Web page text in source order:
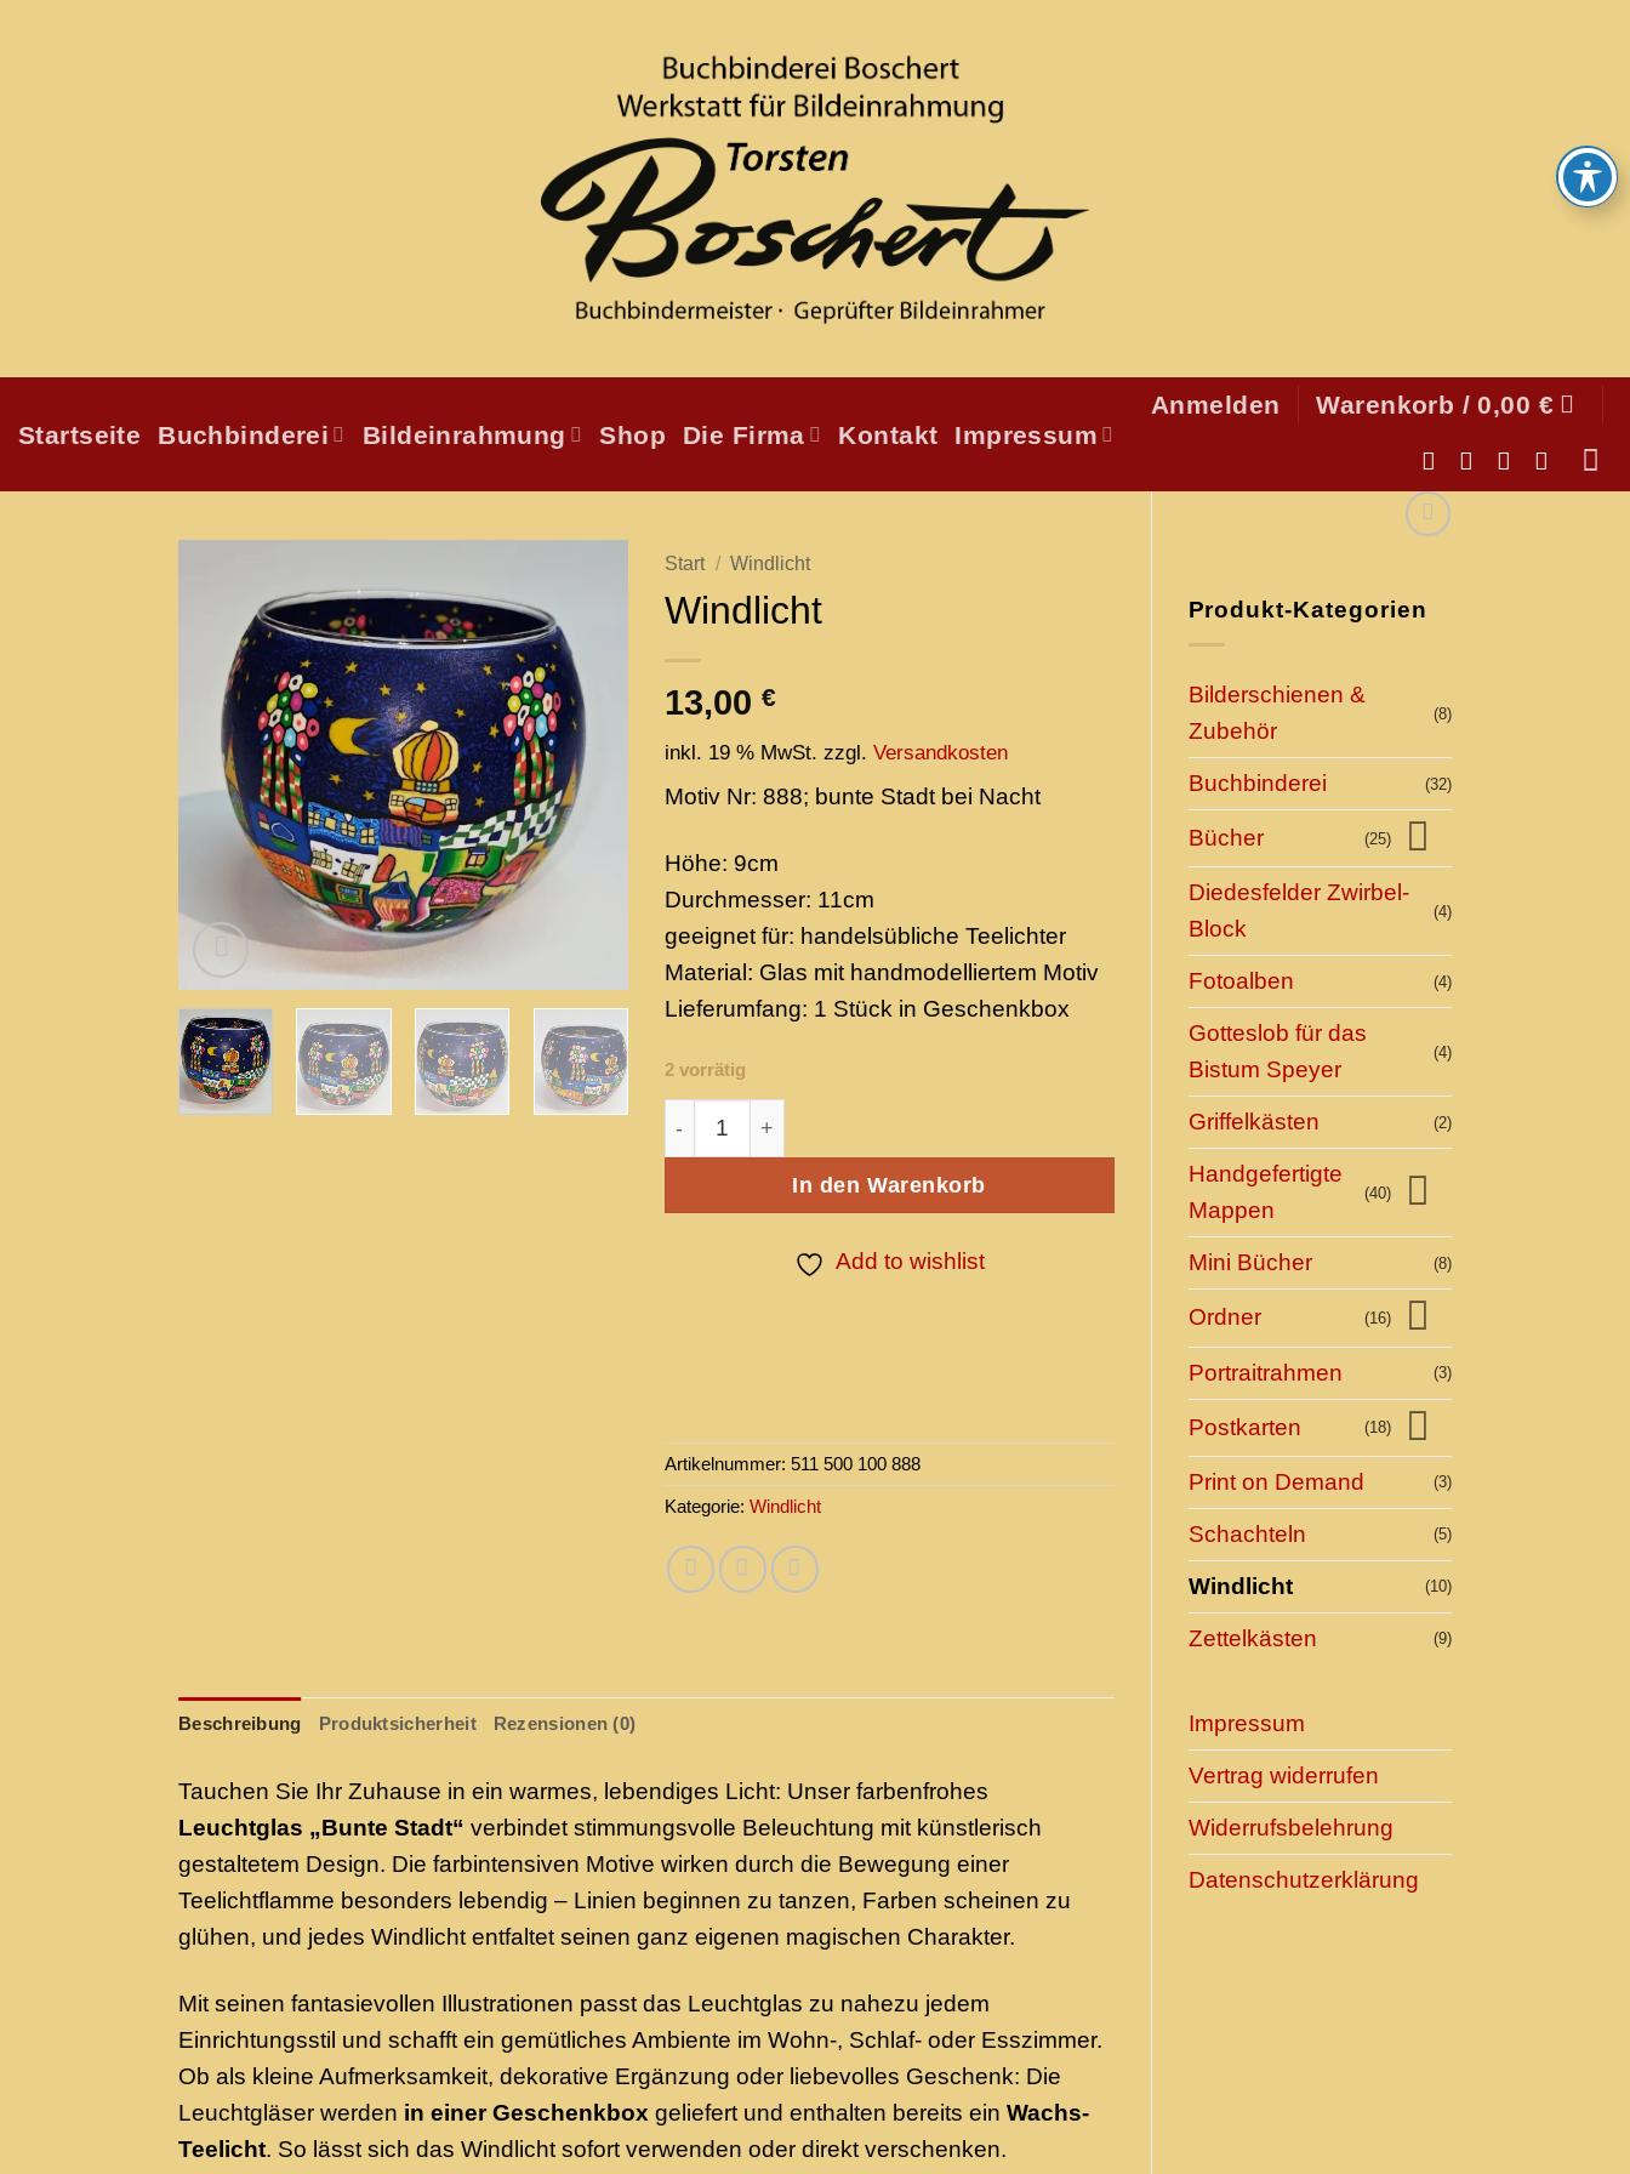
Startseite Buchbinderei Bildeinrahmung Shop Die Firma Kontakt Impressum
Anmelden Warenkorb /0,00 €
Produkt-Kategorien
Bilderschienen &
Zubehör
(8)
Buchbinderei (32)
Bücher (25)
Diedesfelder Zwirbel-
Block
(4)
Fotoalben (4)
Gotteslob für das
Bistum Speyer
(4)
Griffelkästen (2)
Handgefertigte
Mappen
(40)
Mini Bücher (8)
Ordner (16)
Portraitrahmen (3)
Postkarten (18)
Print on Demand (3)
Schachteln (5)
Windlicht (10)
Zettelkästen (9)
Impressum
Vertrag widerrufen
Widerrufsbelehrung
Datenschutzerklärung
Add to
wishlist
Start / Windlicht
Windlicht
13,00 €
inkl. 19 % MwSt. zzgl. Versandkosten
Motiv Nr: 888; bunte Stadt bei Nacht
Höhe: 9cm
Durchmesser: 11cm
geeignet für: handelsübliche Teelichter
Material: Glas mit handmodelliertem Motiv
Lieferumfang: 1 Stück in Geschenkbox
2 vorrätig
Windlicht Menge
In den Warenkorb
Add to wishlist
Artikelnummer: 511 500 100 888
Kategorie: Windlicht
Beschreibung Produktsicherheit Rezensionen (0)
Tauchen Sie Ihr Zuhause in ein warmes, lebendiges Licht: Unser farbenfrohes
Leuchtglas „Bunte Stadt“ verbindet stimmungsvolle Beleuchtung mit künstlerisch
gestaltetem Design. Die farbintensiven Motive wirken durch die Bewegung einer
Teelichtflamme besonders lebendig – Linien beginnen zu tanzen, Farben scheinen zu
glühen, und jedes Windlicht entfaltet seinen ganz eigenen magischen Charakter.
Mit seinen fantasievollen Illustrationen passt das Leuchtglas zu nahezu jedem
Einrichtungsstil und schafft ein gemütliches Ambiente im Wohn-, Schlaf- oder Esszimmer.
Ob als kleine Aufmerksamkeit, dekorative Ergänzung oder liebevolles Geschenk: Die
Leuchtgläser werden in einer Geschenkbox geliefert und enthalten bereits ein Wachs-
Teelicht. So lässt sich das Windlicht sofort verwenden oder direkt verschenken.